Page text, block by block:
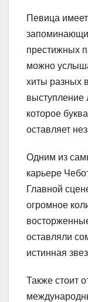
Певица
престижных
можно
хиты разных
выступление
которое
оставляет
Одним из
карьере
Главной
огромное
оставляли
истинная
Также стоит